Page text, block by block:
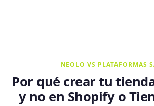
NEOLO VS PLATAFORMAS
Por qué crear tu
y no en Shopify o